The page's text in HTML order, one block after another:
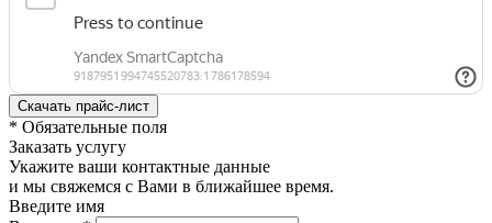
* Обязательные поля
Заказать услугу
Укажите ваши контактные данные
и мы свяжемся с Вами в ближайшее время.
Введите имя